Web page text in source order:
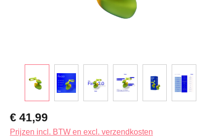
Normale prijs:
€ 41,99
Prijzen incl. BTW en excl. verzendkosten